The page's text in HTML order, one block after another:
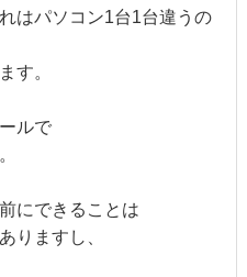
はパソコン1台1台違うの
す。
ルで
にできることは
りますし、